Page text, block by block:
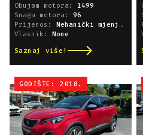
Obujam motora: 1499
Snaga motora: 96
Prijenos: Mehanički mjenjač
Vlasnik: None
Saznaj više!
GODIŠTE: 2018.